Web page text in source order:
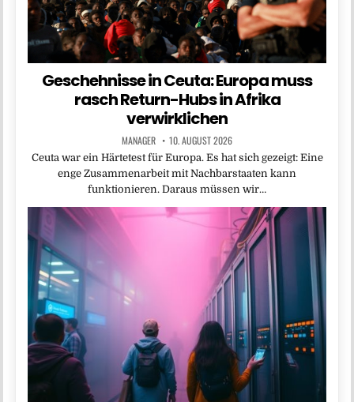
Geschehnisse in Ceuta: Europa muss
rasch Return-Hubs in Afrika
verwirklichen
MANAGER 10. AUGUST 2026
Ceuta war ein Härtetest für Europa. Es hat sich gezeigt: Eine
enge Zusammenarbeit mit Nachbarstaaten kann
funktionieren. Daraus müssen wir…